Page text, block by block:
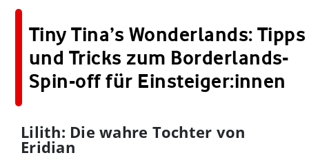
Tiny Tina’s Wonderlands: Tipps
und Tricks zum Borderlands-
Spin-off für Einsteiger:innen
Lilith: Die wahre Tochter von
Eridian